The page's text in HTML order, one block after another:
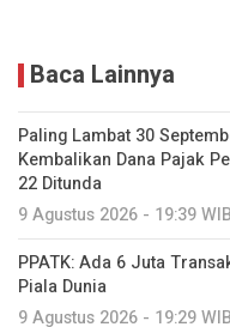
Baca Lainnya
Paling Lambat 30
Kembalikan Dana Pajak
22 Ditunda
9 Agustus 2026 - 19:39 WIB
PPATK: Ada 6 Juta
Piala Dunia
9 Agustus 2026 - 19:29 WIB